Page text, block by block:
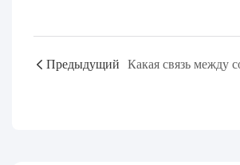
Предыдущий